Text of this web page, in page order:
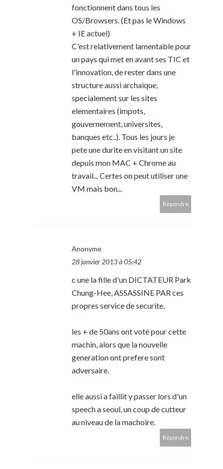
fonctionnent dans tous les
OS/Browsers. (Et pas le Windows
+ IE actuel)
C'est relativement lamentable pour
un pays qui met en avant ses TIC et
l'innovation, de rester dans une
structure aussi archaique,
specialement sur les sites
elementaires (impots,
gouvernement, universites,
banques etc..). Tous les jours je
pete une durite en visitant un site
depuis mon MAC + Chrome au
travail... Certes on peut utiliser une
VM mais bon...
Répondre
Anonyme
28 janvier 2013 à 05:42
c une la fille d'un DICTATEUR Park
Chung-Hee, ASSASSINE PAR ces
propres service de securite.
les + de 50ans ont voté pour cette
machin, alors que la nouvelle
generation ont prefere sont
adversaire.
elle aussi a faillit y passer lors d'un
speech a seoul, un coup de cutteur
au niveau de la machoire.
Répondre